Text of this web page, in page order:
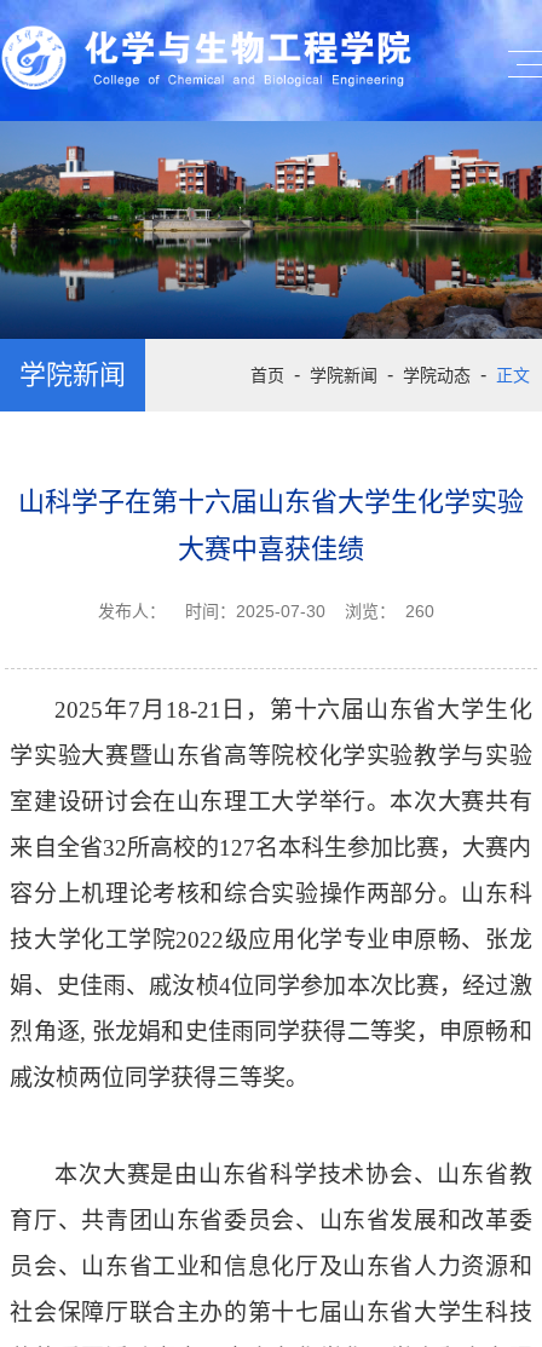
学院新闻 首页 - 学院新闻 - 学院动态 - 正文
山科学子在第十六届山东省大学生化学实验
大赛中喜获佳绩
发布人： 时间：2025-07-30 浏览： 260
2025年7月18-21日，第十六届山东省大学生化
学实验大赛暨山东省高等院校化学实验教学与实验
室建设研讨会在山东理工大学举行。本次大赛共有
来自全省32所高校的127名本科生参加比赛，大赛内
容分上机理论考核和综合实验操作两部分。山东科
技大学化工学院2022级应用化学专业申原畅、张龙
娟、史佳雨、戚汝桢4位同学参加本次比赛，经过激
烈角逐, 张龙娟和史佳雨同学获得二等奖，申原畅和
戚汝桢两位同学获得三等奖。
本次大赛是由山东省科学技术协会、山东省教
育厅、共青团山东省委员会、山东省发展和改革委
员会、山东省工业和信息化厅及山东省人力资源和
社会保障厅联合主办的第十七届山东省大学生科技